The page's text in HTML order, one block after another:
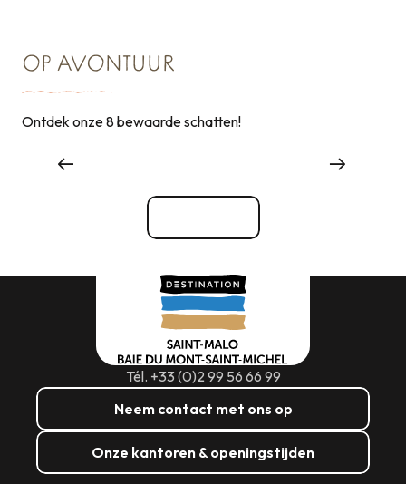
OP AVONTUUR
Ontdek onze 8 bewaarde schatten!
Tél. +33 (0)2 99 56 66 99
Neem contact met ons op
Onze kantoren & openingstijden